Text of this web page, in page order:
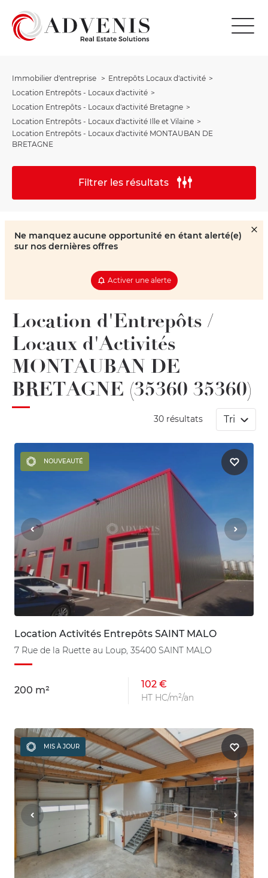
Immobilier d'entreprise
Entrepôts Locaux d'activité
Location Entrepôts - Locaux d'activité
Location Entrepôts - Locaux d'activité Bretagne
Location Entrepôts - Locaux d'activité Ille et Vilaine
Location Entrepôts - Locaux d'activité MONTAUBAN DE
BRETAGNE
Filtrer les résultats
Ne manquez aucune opportunité en étant alerté(e)
sur nos dernières offres
Activer une alerte
Location d'Entrepôts /
Locaux d'Activités
MONTAUBAN DE
BRETAGNE (35360 35360)
30 résultats Tri
NOUVEAUTÉ
Location Activités Entrepôts SAINT MALO
7 Rue de la Ruette au Loup, 35400 SAINT MALO
200 m²
102 €
HT HC/m²/an
MIS À JOUR